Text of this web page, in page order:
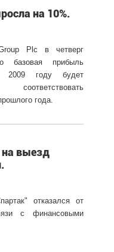
на 10%.
Plc в четверг
базовая прибыль
2009 году будет
года.
на выезд
отказался от
с финансовыми